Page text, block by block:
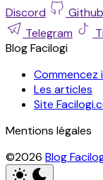
Discord
Github
Telegram
Blog Facilogi
Commencez
Les articles
Site
Mentions légales
©2026 Blog